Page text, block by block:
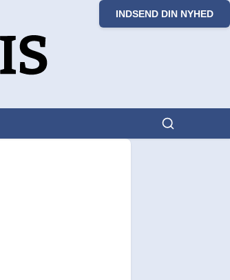
INDSEND DIN NYHED